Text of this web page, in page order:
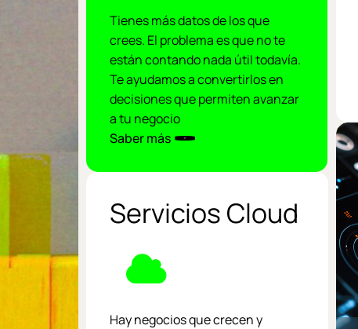
Tienes más datos de los que
crees. El problema es que no te
están contando nada útil todavía.
Te ayudamos a convertirlos en
decisionesque permiten avanzar
a tu negocio
Saber más
Servicios Cloud
Hay negocios que crecen y